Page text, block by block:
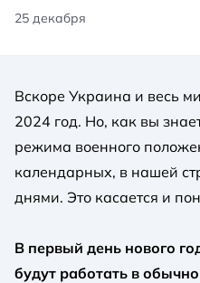
25 декабря
Вскоре Украина и весь
2024 год. Но, как вы
режима военного
календарных, в нашей
днями. Это касается и
В первый день нового
будут работать в